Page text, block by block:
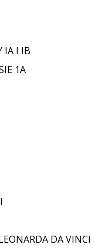
IA I IB
1A
DA VINCI